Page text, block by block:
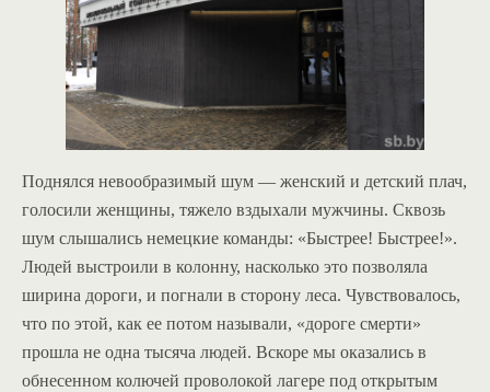
Поднялся невообразимый шум — женский и детский плач,
голосили женщины, тяжело вздыхали мужчины. Сквозь
шум слышались немецкие команды: «Быстрее! Быстрее!».
Людей выстроили в колонну, насколько это позволяла
ширина дороги, и погнали в сторону леса. Чувствовалось,
что по этой, как ее потом называли, «дороге смерти»
прошла не одна тысяча людей. Вскоре мы оказались в
обнесенном колючей проволокой лагере под открытым